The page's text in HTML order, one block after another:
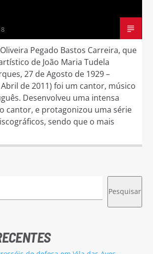
Pegado Bastos Carreira, que
de João Maria Tudela
27 de Agosto de 1929 –
Abril de 2011) foi um cantor, músico
Desenvolveu uma intensa
cantor, e protagonizou uma série
sendo que o mais
Pesquisar